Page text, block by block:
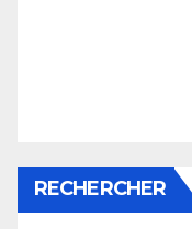
RECHERCHER